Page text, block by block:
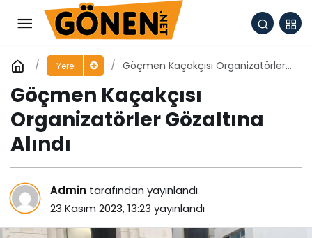
Yerel
Göçmen Kaçakçısı Organizatörler
Göçmen Kaçakçısı
Organizatörler Gözaltına
Alındı
Admin tarafından yayınlandı
23 Kasım 2023, 13:23 yayınlandı